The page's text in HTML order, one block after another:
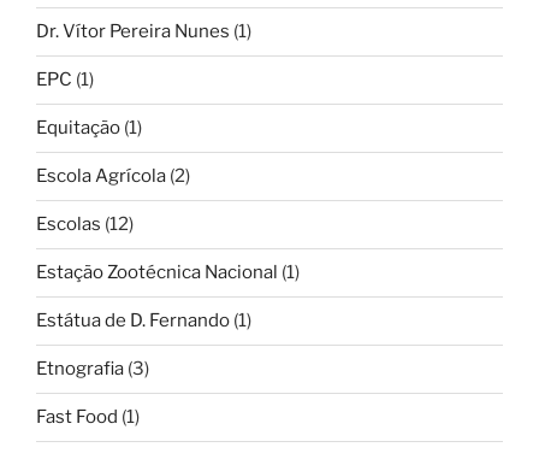
Dr. Vítor Pereira Nunes (1)
EPC (1)
Equitação (1)
Escola Agrícola (2)
Escolas (12)
Estação Zootécnica Nacional (1)
Estátua de D. Fernando (1)
Etnografia (3)
Fast Food (1)